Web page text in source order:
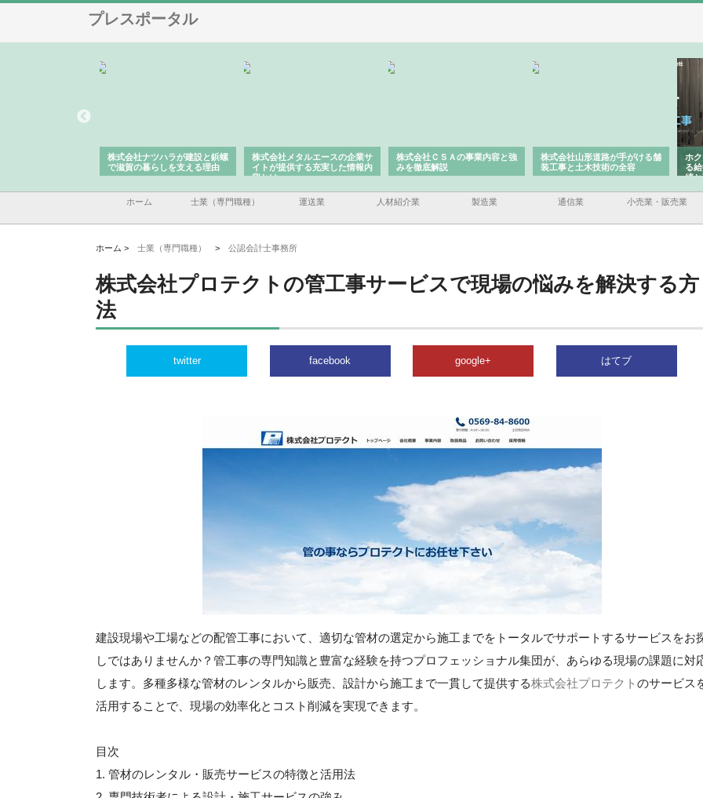
プレスポータル
株式会社ナツハラが建設と鋲螺
で滋賀の暮らしを支える理由
株式会社メタルエースの企業サ
イトが提供する充実した情報内
容とは
株式会社ＣＳＡの事業内容と強
みを徹底解説
株式会社山形道路が手がける舗
装工事と土木技術の全容
ホ
る
績
ホーム 士業（専門職種） 運送業 人材紹介業 製造業 通信業 小売業・販売業
ホーム > 士業（専門職種） > 公認会計士事務所
株式会社プロテクトの管工事サービスで現場の悩みを解決する方
法
twitter facebook google+ はてブ
建設現場や工場などの配管工事において、適切な管材の選定から施工までをトータルでサポートするサービスをお
しではありませんか？管工事の専門知識と豊富な経験を持つプロフェッショナル集団が、あらゆる現場の課題に対
します。多種多様な管材のレンタルから販売、設計から施工まで一貫して提供する株式会社プロテクト のサービス
活用することで、現場の効率化とコスト削減を実現できます。
目次
1. 管材のレンタル・販売サービスの特徴と活用法